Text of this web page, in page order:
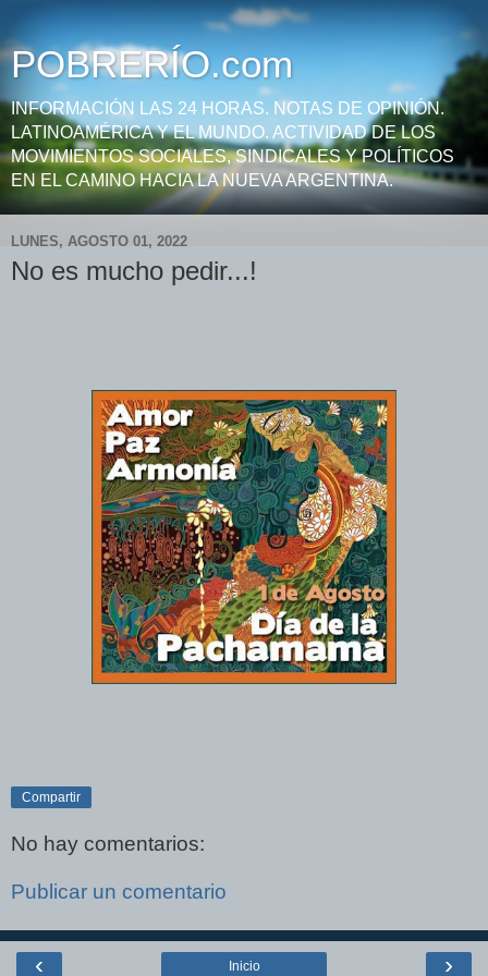
POBRERÍO.com
INFORMACIÓN LAS 24 HORAS. NOTAS DE OPINIÓN.
LATINOAMÉRICA Y EL MUNDO. ACTIVIDAD DE LOS
MOVIMIENTOS SOCIALES, SINDICALES Y POLÍTICOS
EN EL CAMINO HACIA LA NUEVA ARGENTINA.
LUNES, AGOSTO 01, 2022
No es mucho pedir...!
Compartir
No hay comentarios:
Publicar un comentario
‹ ›
Inicio